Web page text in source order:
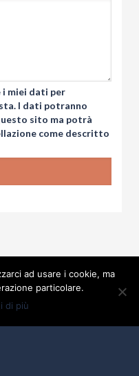
miei dati per
I dati potranno
sito ma potrà
come descritto
ad usare i cookie, ma
particolare.
di più